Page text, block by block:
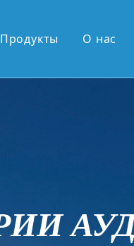
Продукты
7-дюймовая
О нас